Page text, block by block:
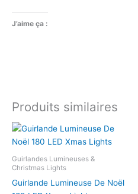
J’aime ça :
Produits similaires
Guirlandes Lumineuses &
Christmas Lights
Guirlande Lumineuse De Noël